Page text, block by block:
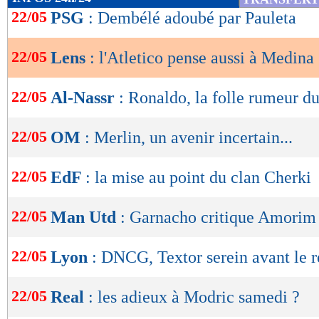
de
OK
22/05 PSG : Dembélé adoubé par Pauleta
22/05 Lens : l'Atletico pense aussi à Medina
22/05 Al-Nassr : Ronaldo, la folle rumeur
22/05 OM : Merlin, un avenir incertain...
22/05 EdF : la mise au point du clan Cherki
22/05 Man Utd : Garnacho critique
22/05 Lyon : DNCG, Textor serein avant le
22/05 Real : les adieux à Modric samedi ?